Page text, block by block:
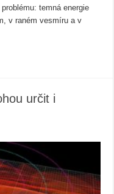
temná energie
v raném vesmíru a v
určit i